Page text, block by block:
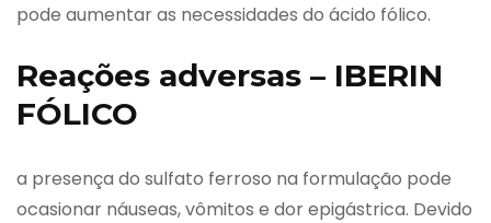
pode aumentar as necessidades do ácido fólico.
Reações adversas – IBERIN
FÓLICO
a presença do sulfato ferroso na formulação pode
ocasionar náuseas, vômitos e dor epigástrica. Devido